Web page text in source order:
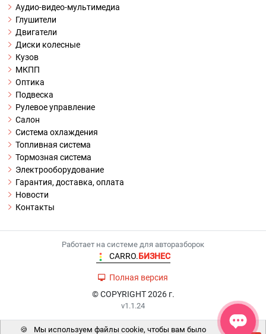
Аудио-видео-мультимедиа
Глушители
Двигатели
Диски колесные
Кузов
МКПП
Оптика
Подвеска
Рулевое управление
Салон
Система охлаждения
Топливная система
Тормозная система
Электрооборудование
Гарантия, доставка, оплата
Новости
Контакты
Работает на системе для авторазборок
CARRO.БИЗНЕС
Полная версия
© COPYRIGHT 2026 г.
v1.1.24
🍪 Мы используем файлы cookie, чтобы вам было